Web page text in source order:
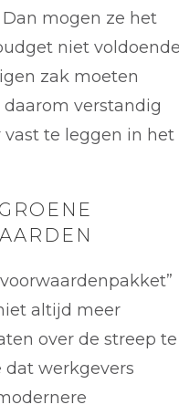
mogen ze het
niet
zak moeten
verstandig
te leggen in het
altijd meer
over de streep te
dat werkgevers